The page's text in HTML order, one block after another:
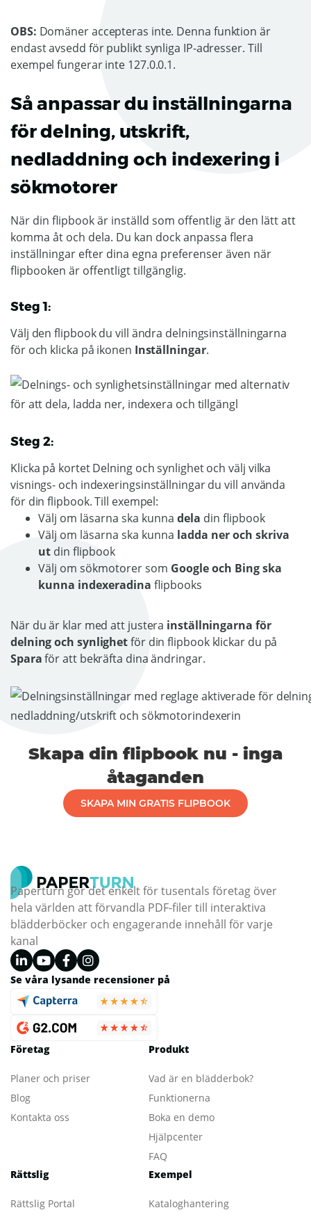
OBS: Domäner accepteras inte. Denna funktion är
endast avsedd för publikt synliga IP-adresser. Till
exempel fungerar inte 127.0.0.1.
Så anpassar du inställningarna
för delning, utskrift,
nedladdning och indexering i
sökmotorer
När din flipbook är inställd som offentlig är den lätt att
komma åt och dela. Du kan dock anpassa flera
inställningar efter dina egna preferenser även när
flipbooken är offentligt tillgänglig.
Steg 1:
Välj den flipbook du vill ändra delningsinställningarna
för och klicka på ikonen Inställningar.
Steg 2:
Klicka på kortet Delning och synlighet och välj vilka
visnings- och indexeringsinställningar du vill använda
för din flipbook. Till exempel:
Välj om läsarna ska kunna dela din flipbook
Välj om läsarna ska kunna ladda ner och skriva
ut din flipbook
Välj om sökmotorer som Google och Bing ska
kunna indexeradina flipbooks
När du är klar med att justera inställningarna för
delning och synlighetför din flipbook klickar du på
Sparaför att bekräfta dina ändringar.
Skapa din flipbook nu - inga
åtaganden
SKAPA MIN GRATIS FLIPBOOK
Paperturn gör det enkelt för tusentals företag över
hela världen att förvandla PDF-filer till interaktiva
blädderböcker och engagerande innehåll för varje
kanal
Se våra lysande recensioner på
Företag
Planer och priser
Blog
Kontakta oss
Produkt
Vad är en blädderbok?
Funktionerna
Boka en demo
Hjälpcenter
FAQ
Rättslig
Rättslig Portal
Exempel
Kataloghantering